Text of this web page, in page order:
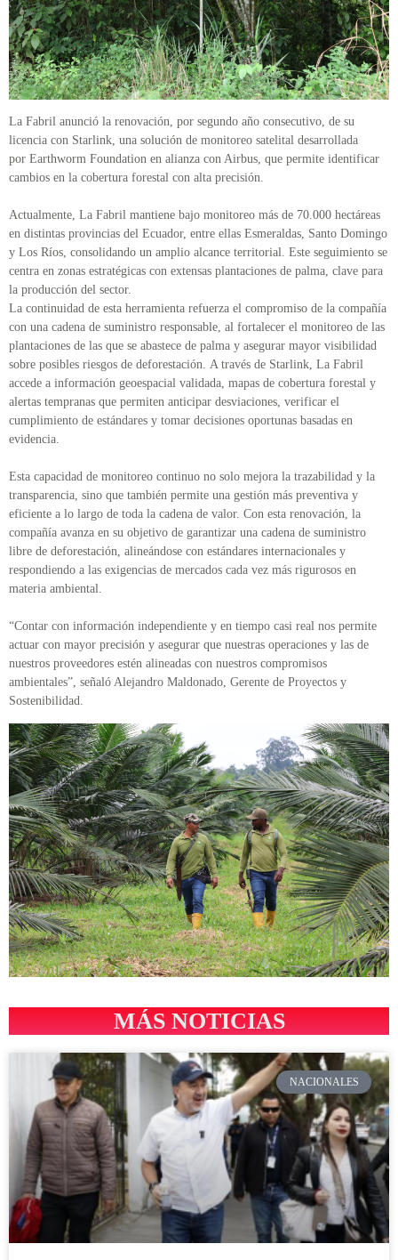
La Fabril anunció la renovación, por segundo año consecutivo, de su
licencia con Starlink, una solución de monitoreo satelital desarrollada
por Earthworm Foundation en alianza con Airbus, que permite identificar
cambios en la cobertura forestal con alta precisión.
Actualmente, La Fabril mantiene bajo monitoreo más de 70.000 hectáreas
en distintas provincias del Ecuador, entre ellas Esmeraldas, Santo Domingo
y Los Ríos, consolidando un amplio alcance territorial. Este seguimiento se
centra en zonas estratégicas con extensas plantaciones de palma, clave para
la producción del sector.
La continuidad de esta herramienta refuerza el compromiso de la compañía
con una cadena de suministro responsable, al fortalecer el monitoreo de las
plantaciones de las que se abastece de palma y asegurar mayor visibilidad
sobre posibles riesgos de deforestación. A través de Starlink, La Fabril
accede a información geoespacial validada, mapas de cobertura forestal y
alertas tempranas que permiten anticipar desviaciones, verificar el
cumplimiento de estándares y tomar decisiones oportunas basadas en
evidencia.
Esta capacidad de monitoreo continuo no solo mejora la trazabilidad y la
transparencia, sino que también permite una gestión más preventiva y
eficiente a lo largo de toda la cadena de valor. Con esta renovación, la
compañía avanza en su objetivo de garantizar una cadena de suministro
libre de deforestación, alineándose con estándares internacionales y
respondiendo a las exigencias de mercados cada vez más rigurosos en
materia ambiental.
“Contar con información independiente y en tiempo casi real nos permite
actuar con mayor precisión y asegurar que nuestras operaciones y las de
nuestros proveedores estén alineadas con nuestros compromisos
ambientales”, señaló Alejandro Maldonado, Gerente de Proyectos y
Sostenibilidad.
MÁS NOTICIAS
NACIONALES